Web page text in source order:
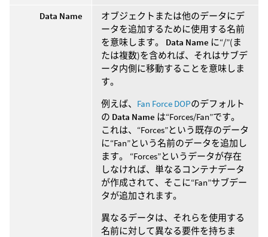
Data Name
オブジェクトまたは他のデータにデ
ータを追加するために使用する名前
を意味します。 Data Name に“/”(ま
たは複数)を含めれば、それはサブデ
ータ内側に移動することを意味しま
す。
例えば、 Fan Force DOPのデフォルト
の Data Name は“Forces/Fan”です。
これは、“Forces”という既存のデータ
に“Fan”という名前のデータを追加し
ます。 “Forces”というデータが存在
しなければ、単なるコンテナデータ
が作成されて、そこに“Fan”サブデー
タが追加されます。
異なるデータは、それらを使用する
名前に対して異なる要件を持ちま